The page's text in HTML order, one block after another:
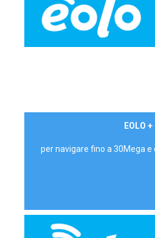
EOLO +
per navigare fino a 30Mega